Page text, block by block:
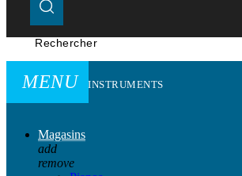
Rechercher
MENU INSTRUMENTS
Magasins
add
remove